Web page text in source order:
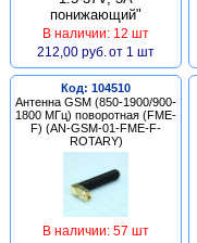
В наличии: 12 шт
212,00 руб. от 1 шт
Код: 104510
Антенна GSM (850-1900/900-
1800 МГц) поворотная (FME-
F) (AN-GSM-01-FME-F-
ROTARY)
В наличии: 57 шт